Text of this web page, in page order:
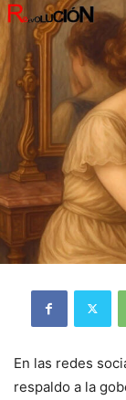
En las redes
respaldo a la